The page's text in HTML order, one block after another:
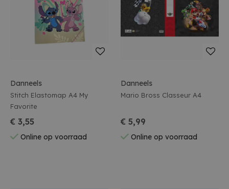
Danneels
Stitch Elastomap A4 My
Favorite
€ 3,55
Online op voorraad
Danneels
Mario Bross Classeur A4
€ 5,99
Online op voorraad